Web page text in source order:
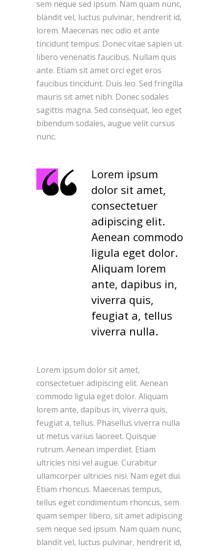
sem neque sed ipsum. Nam quam nunc,
blandit vel, luctus pulvinar, hendrerit id,
lorem. Maecenas nec odio et ante
tincidunt tempus. Donec vitae sapien ut
libero venenatis faucibus. Nullam quis
ante. Etiam sit amet orci eget eros
faucibus tincidunt. Duis leo. Sed fringilla
mauris sit amet nibh. Donec sodales
sagittis magna. Sed consequat, leo eget
bibendum sodales, augue velit cursus
nunc.
Lorem ipsum
dolor sit amet,
consectetuer
adipiscing elit.
Aenean commodo
ligula eget dolor.
Aliquam lorem
ante, dapibus in,
viverra quis,
feugiat a, tellus
viverra nulla.
Lorem ipsum dolor sit amet,
consectetuer adipiscing elit. Aenean
commodo ligula eget dolor. Aliquam
lorem ante, dapibus in, viverra quis,
feugiat a, tellus. Phasellus viverra nulla
ut metus varius laoreet. Quisque
rutrum. Aenean imperdiet. Etiam
ultricies nisi vel augue. Curabitur
ullamcorper ultricies nisi. Nam eget dui.
Etiam rhoncus. Maecenas tempus,
tellus eget condimentum rhoncus, sem
quam semper libero, sit amet adipiscing
sem neque sed ipsum. Nam quam nunc,
blandit vel, luctus pulvinar, hendrerit id,